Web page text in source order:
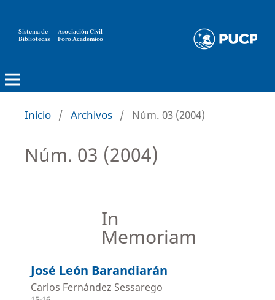
Sistema de
Bibliotecas
Asociación Civil
Foro Académico
Inicio / Archivos / Núm. 03 (2004)
Núm. 03 (2004)
In
Memoriam
José León Barandiarán
Carlos Fernández Sessarego